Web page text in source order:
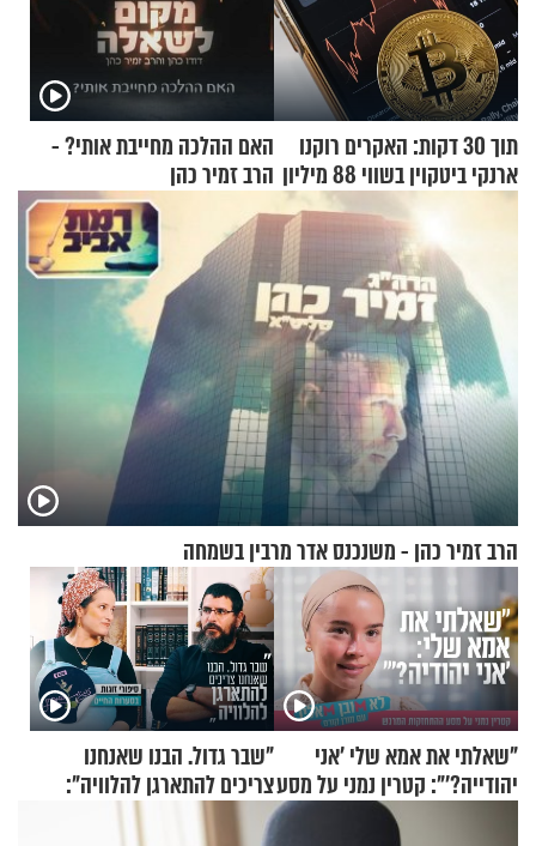
תוך 30 דקות: האקרים רוקנו
ארנקי ביטקוין בשווי 88 מיליון
דולר
האם ההלכה מחייבת אותי? -
הרב זמיר כהן
הרב זמיר כהן - משנכנס אדר מרבין בשמחה
"שאלתי את אמא שלי 'אני
יהודייה?'": קטרין נמני על מסע
ההתחזקות המרגש
"שבר גדול. הבנו שאנחנו
צריכים להתארגן להלוויה":
זוגיות במבחן, הפעם עם מרים